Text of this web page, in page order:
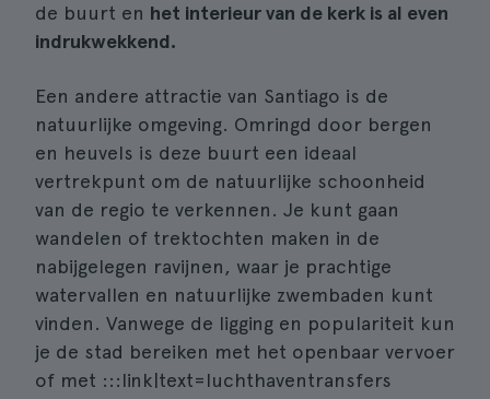
de buurt en het interieur van de kerk is al even
indrukwekkend.
Een andere attractie van Santiago is de
natuurlijke omgeving. Omringd door bergen
en heuvels is deze buurt een ideaal
vertrekpunt om de natuurlijke schoonheid
van de regio te verkennen. Je kunt gaan
wandelen of trektochten maken in de
nabijgelegen ravijnen, waar je prachtige
watervallen en natuurlijke zwembaden kunt
vinden. Vanwege de ligging en populariteit kun
je de stad bereiken met het openbaar vervoer
of met :::link|text=luchthaventransfers